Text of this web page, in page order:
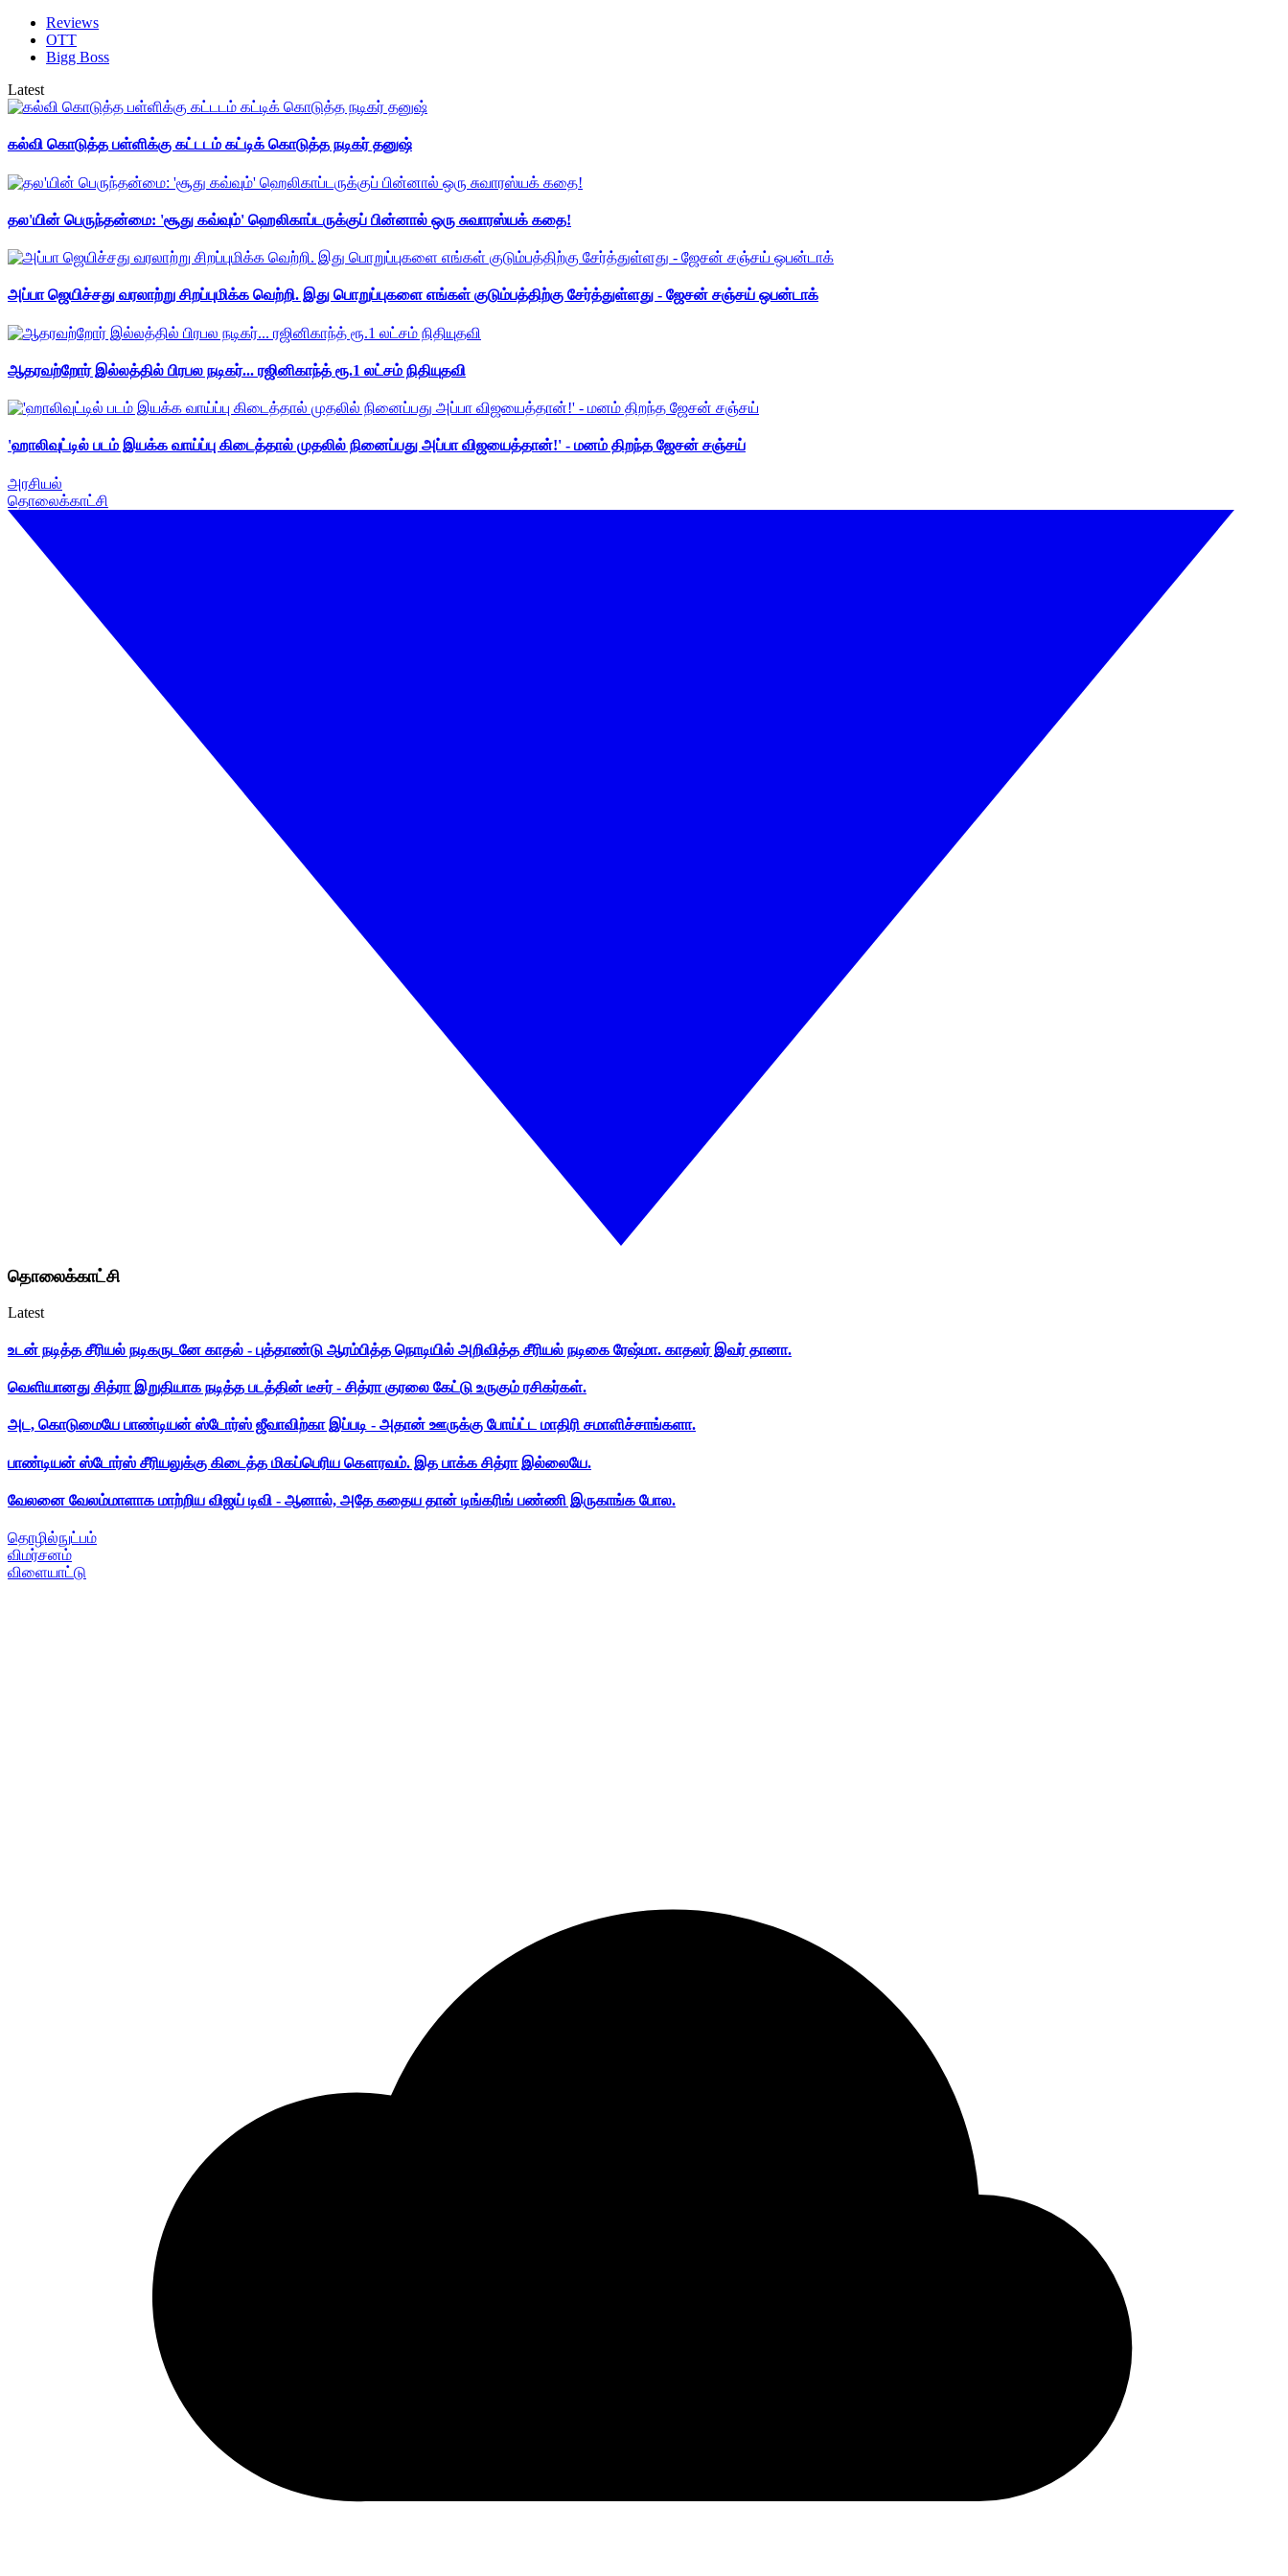
Reviews
OTT
Bigg Boss
Latest
கல்வி கொடுத்த பள்ளிக்கு கட்டடம் கட்டிக் கொடுத்த நடிகர் தனுஷ்
தல'யின் பெருந்தன்மை: 'சூது கவ்வும்' ஹெலிகாப்டருக்குப் பின்னால் ஒரு சுவாரஸ்யக் கதை!
அப்பா ஜெயிச்சது வரலாற்று சிறப்புமிக்க வெற்றி. இது பொறுப்புகளை எங்கள் குடும்பத்திற்கு சேர்த்துள்ளது - ஜேசன் சஞ்சய் ஒபன்டாக்
ஆதரவற்றோர் இல்லத்தில் பிரபல நடிகர்... ரஜினிகாந்த் ரூ.1 லட்சம் நிதியுதவி
'ஹாலிவுட்டில் படம் இயக்க வாய்ப்பு கிடைத்தால் முதலில் நினைப்பது அப்பா விஜயைத்தான்!' - மனம் திறந்த ஜேசன் சஞ்சய்
அரசியல்
தொலைக்காட்சி
தொலைக்காட்சி
Latest
உடன் நடித்த சீரியல் நடிகருடனே காதல் - புத்தாண்டு ஆரம்பித்த நொடியில் அறிவித்த சீரியல் நடிகை ரேஷ்மா. காதலர் இவர் தானா.
வெளியானது சித்ரா இறுதியாக நடித்த படத்தின் டீசர் - சித்ரா குரலை கேட்டு உருகும் ரசிகர்கள்.
அட, கொடுமையே பாண்டியன் ஸ்டோர்ஸ் ஜீவாவிற்கா இப்படி - அதான் ஊருக்கு போய்ட்ட மாதிரி சமாளிச்சாங்களா.
பாண்டியன் ஸ்டோர்ஸ் சீரியலுக்கு கிடைத்த மிகப்பெரிய கௌரவம். இத பாக்க சித்ரா இல்லையே.
வேலனை வேலம்மாளாக மாற்றிய விஜய் டிவி - ஆனால், அதே கதைய தான் டிங்கரிங் பண்ணி இருகாங்க போல.
தொழில்நுட்பம்
விமர்சனம்
விளையாட்டு